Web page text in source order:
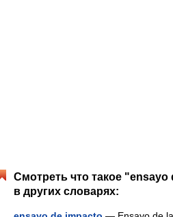
Смотреть что такое
в других словарях: